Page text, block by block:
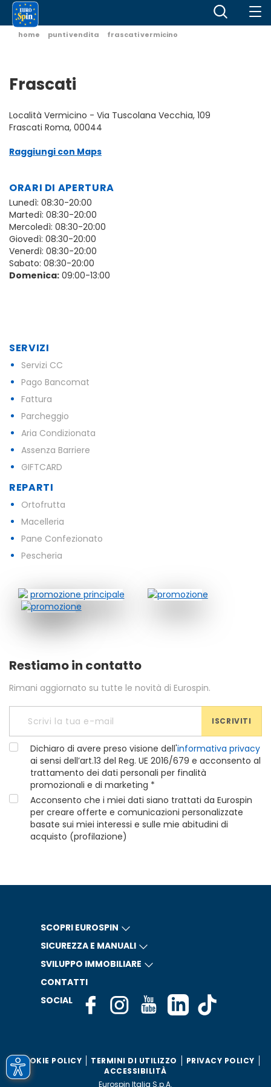
home punti vendita frascati vermicino
Frascati
Località Vermicino - Via Tuscolana Vecchia, 109
Frascati Roma, 00044
Raggiungi con Maps
ORARI DI APERTURA
Lunedì: 08:30-20:00
Martedì: 08:30-20:00
Mercoledì: 08:30-20:00
Giovedì: 08:30-20:00
Venerdì: 08:30-20:00
Sabato: 08:30-20:00
Domenica: 09:00-13:00
SERVIZI
Servizi CC
Pago Bancomat
Fattura
Parcheggio
Aria Condizionata
Assenza Barriere
GIFTCARD
REPARTI
Ortofrutta
Macelleria
Pane Confezionato
Pescheria
Restiamo in contatto
Rimani aggiornato su tutte le novità di Eurospin.
ISCRIVITI
Dichiaro di avere preso visione dell'informativa privacy
ai sensi dell’art.13 del Reg. UE 2016/679 e acconsento al
trattamento dei dati personali per finalità
promozionali e di marketing *
Acconsento che i miei dati siano trattati da Eurospin
per creare offerte e comunicazioni personalizzate
basate sui miei interessi e sulle mie abitudini di
acquisto (profilazione)
SCOPRI EUROSPIN
SICUREZZA E MANUALI
SVILUPPO IMMOBILIARE
CONTATTI
SOCIAL
COOKIE POLICY TERMINI DI UTILIZZO
PRIVACY POLICY
ACCESSIBILITÀ
Eurospin Italia S.p.A.